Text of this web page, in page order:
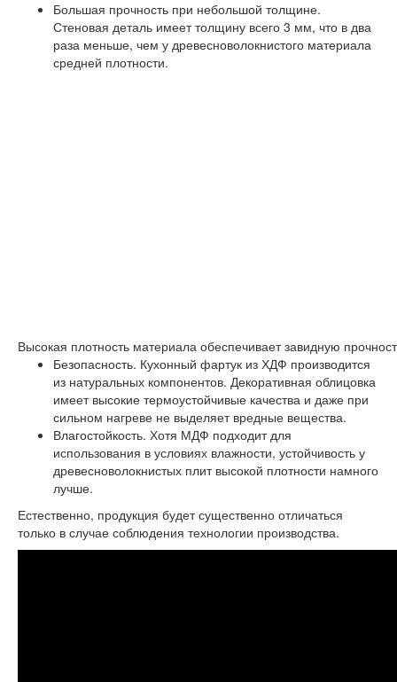
Большая прочность при небольшой толщине.
Стеновая деталь имеет толщину всего 3 мм, что в два
раза меньше, чем у древесноволокнистого материала
средней плотности.
Высокая плотность материала обеспечивает завидную
Безопасность. Кухонный фартук из ХДФ производится
из натуральных компонентов. Декоративная облицовка
имеет высокие термоустойчивые качества и даже при
сильном нагреве не выделяет вредные вещества.
Влагостойкость. Хотя МДФ подходит для
использования в условиях влажности, устойчивость у
древесноволокнистых плит высокой плотности намного
лучше.
Естественно, продукция будет существенно отличаться
только в случае соблюдения технологии производства.